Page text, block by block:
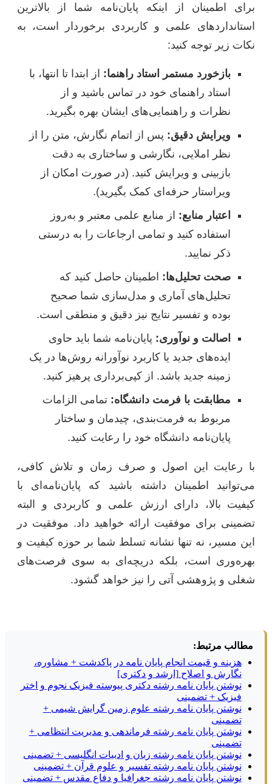
برای اطمینان از اینکه پایان‌نامه شما از بالاترین
استانداردهای علمی و کاربردی برخوردار است، به
نکات زیر توجه کنید:
بازخورد مستمر استاد راهنما: از ابتدا تا انتها، با
استاد راهنمای خود در تماس باشید و از
نظرات و راهنمایی‌های ایشان بهره بگیرید.
ویرایش دقیق: پس از اتمام نگارش، متن را از
نظر املایی، نگارشی و ساختاری به دقت
بازبینی و ویرایش کنید. (در صورت امکان از
ویراستار حرفه‌ای کمک بگیرید).
اعتبار منابع: از منابع علمی معتبر و به‌روز
استفاده کنید و تمامی ارجاعات را به درستی
ذکر نمایید.
صحت تحلیل‌ها: اطمینان حاصل کنید که
تحلیل‌های آماری و مدل‌سازی شما صحیح
بوده و تفسیر نتایج نیز دقیق و منطقی است.
اصالت و نوآوری: پایان‌نامه شما باید حاوی
ایده‌های جدید یا کاربرد نوآورانه روش‌ها در یک
زمینه جدید باشد. از کپی‌برداری پرهیز کنید.
مطابقت با فرمت دانشگاه: تمامی الزامات
مربوط به فرمت‌بندی، چیدمان و ساختار
پایان‌نامه دانشگاه خود را رعایت کنید.
با رعایت این اصول و صرف زمان و تلاش کافی،
می‌توانید اطمینان داشته باشید که پایان‌نامه‌ای با
کیفیت بالا، دارای ارزش علمی و کاربردی و البته
تضمینی برای موفقیت ارائه خواهید داد. موفقیت در
این مسیر، نه تنها نشانه تسلط شما بر حوزه کیفیت و
بهره‌وری است، بلکه دریچه‌ای به سوی فرصت‌های
شغلی و پژوهشی آتی را نیز خواهد گشود.
مطالب مرتبط:
هزینه و قیمت انجام پایان نامه در پاکدشت + مشاوره،
نگارش و اصلاح [ارشد و دکتری]
نوشتن پایان نامه رشته دکتری پیوسته فیزیک نجوم و اختر
فیزیک + تضمینی
نوشتن پایان نامه رشته علوم زمین گرایش شیمی +
تضمینی
نوشتن پایان نامه رشته فرماندهی و مدیریت انتظامی +
تضمینی
نوشتن پایان نامه رشته زبان و ادبیات انگلیسی + تضمینی
نوشتن پایان نامه رشته تفسیر و علوم قرآن + تضمینی
نوشتن پایان نامه رشته جغرافیا و دفاع مقدس + تضمینی